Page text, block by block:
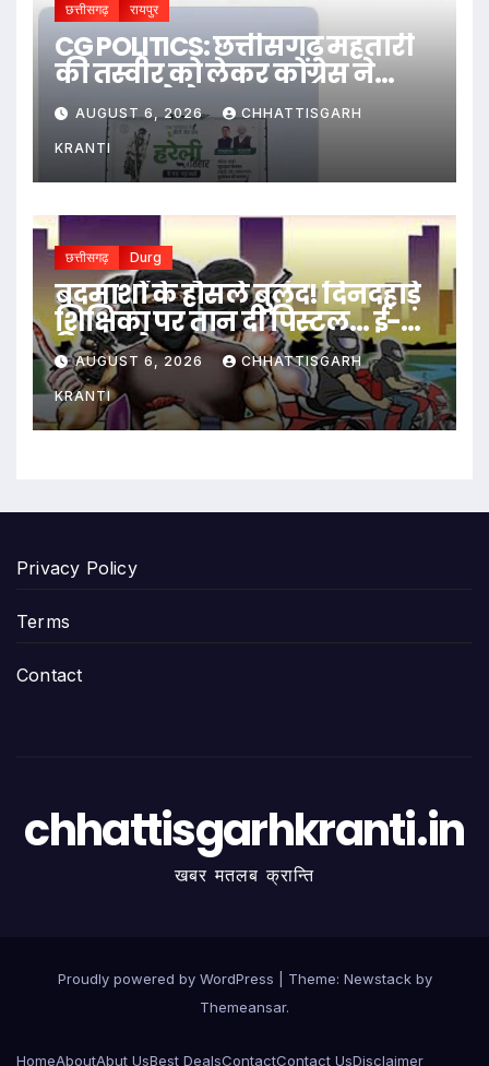
छत्तीसगढ़ रायपुर
CG POLITICS: छत्तीसगढ़ महतारी
की तस्वीर को लेकर कोंग्रेस ने
सरकार को घेरा
AUGUST 6, 2026 CHHATTISGARH
KRANTI
छत्तीसगढ़ Durg
बदमाशों के हौसले बुलंद! दिनदहाड़े
शिक्षिका पर तान दी पिस्टल… ई-
रिक्शा रोककर लूट…
AUGUST 6, 2026 CHHATTISGARH
KRANTI
Privacy Policy
Terms
Contact
chhattisgarhkranti.in
खबर मतलब क्रान्ति
Proudly powered by WordPress Theme: Newstackby
Themeansar.
HomeAboutAbut UsBest DealsContactContact UsDisclaimer